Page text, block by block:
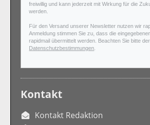
freiwillig und kann jederzeit mit Wirkung für die
werden.
Für den Versand unserer Newsletter nutzen wir
Anmeldung stimmen Sie zu, dass die
rapidmail übermittelt werden. Beachten Sie bitte
Datenschutzbestimmungen
Kontakt
Kontakt Redaktion